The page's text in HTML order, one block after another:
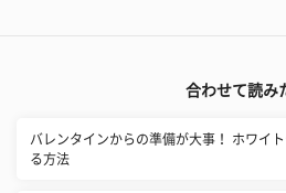
合わせて読み
バレンタインからの準備が大事！ ホワイ
る方法